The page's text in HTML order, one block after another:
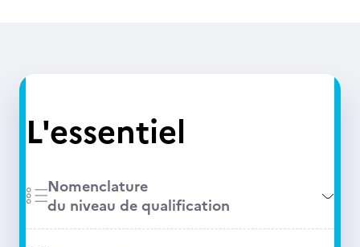
L'essentiel
Nomenclature
du niveau de qualification